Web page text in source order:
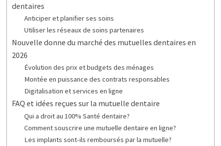
dentaires
Anticiper et planifier ses soins
Utiliser les réseaux de soins partenaires
Nouvelle donne du marché des mutuelles dentaires en
2026
Évolution des prix et budgets des ménages
Montée en puissance des contrats responsables
Digitalisation et services en ligne
FAQ et idées reçues sur la mutuelle dentaire
Qui a droit au 100% Santé dentaire?
Comment souscrire une mutuelle dentaire en ligne?
Les implants sont-ils remboursés par la mutuelle?